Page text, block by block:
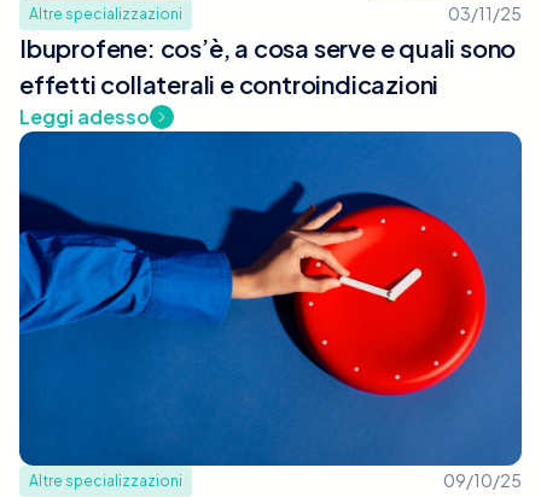
Altre specializzazioni 03/11/25
Ibuprofene: cos’è, a cosa serve e quali sono
effetti collaterali e controindicazioni
Leggi adesso
Altre specializzazioni 09/10/25